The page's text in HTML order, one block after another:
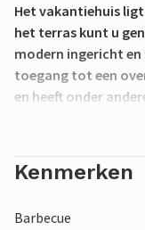
Het vakantiehuis
het terras kunt u
modern ingericht en
toegang tot een
en heeft onder
geschikt voor twee
Sletterhage is een
mobiele telefoons
Kenmerken
Barbecue